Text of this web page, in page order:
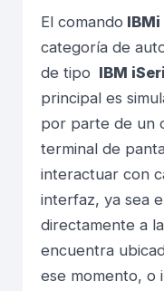
El comando
categoría de
de tipo IBM
principal es
por parte de un
terminal de
interactuar con
interfaz, ya sea
directamente a
encuentra
ese momento, o